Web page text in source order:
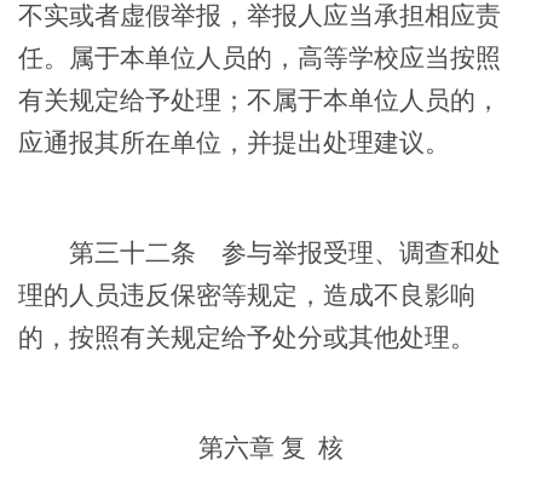
不实或者虚假举报，举报人应当承担相应责
任。属于本单位人员的，高等学校应当按照
有关规定给予处理；不属于本单位人员的，
应通报其所在单位，并提出处理建议。
第三十二条 参与举报受理、调查和处
理的人员违反保密等规定，造成不良影响
的，按照有关规定给予处分或其他处理。
第六章 复 核